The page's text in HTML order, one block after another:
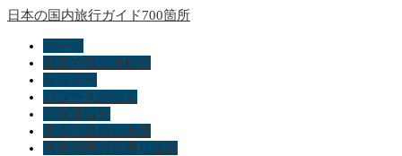
日本の国内旅行ガイド700箇所
ホーム
動画で観光地紹介
レジャー
パワースポット
北海道観光
東京の日帰り温泉
神奈川県の日帰り温泉